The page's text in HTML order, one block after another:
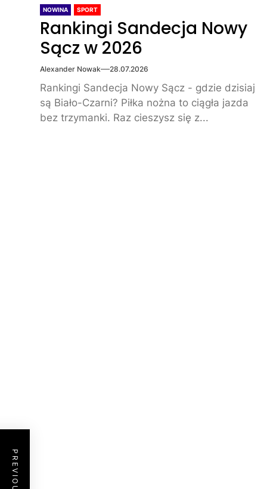
NOWINA SPORT
Rankingi Sandecja Nowy
Sącz w 2026
Alexander Nowak 28.07.2026
Rankingi Sandecja Nowy Sącz - gdzie dzisiaj
są Biało-Czarni? Piłka nożna to ciągła jazda
bez trzymanki. Raz cieszysz się z...